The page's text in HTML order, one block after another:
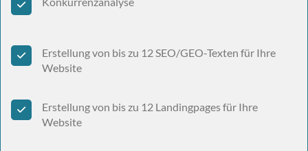
Erstellung von bis zu 12 SEO/GEO-Texten für Ihre
Website
Erstellung von bis zu 12 Landingpages für Ihre
Website